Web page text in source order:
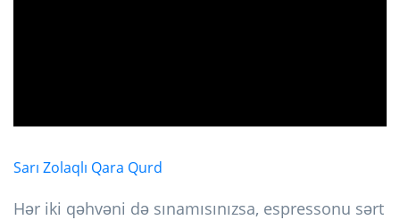
Sarı Zolaqlı Qara Qurd
Hər iki qəhvəni də sınamısınızsa, espressonu sərt